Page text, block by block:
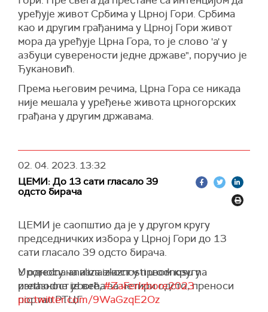
уређује живот Србима у Црној Гори. Србима
као и другим грађанима у Црној Гори живот
мора да уређује Црна Гора, то је слово 'а' у
азбуци суверености једне државе", поручио је
Ђукановић.
Према његовим речима, Црна Гора се никада
није мешала у уређење живота црногорских
грађана у другим државама.
02. 04. 2023. 13:32
ЦЕМИ: До 13 сати гласало 39
одсто бирача
ЦЕМИ је саопштио да је у другом кругу
председничких избора у Црној Гори до 13
сати гласало 39 одсто бирача.
У односу на излазност у првом кругу
излазност је већа за четири одсто, преноси
портал РТЦГ.
Uporedna analiza izlaznosti u odnosu na
prethodne izbore,#ZaFerIzbore2023
pic.twitter.com/9WaGzqE2Oz